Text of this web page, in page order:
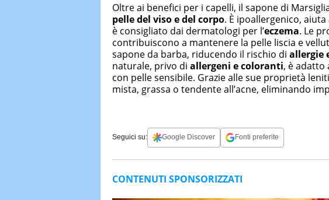
Oltre ai benefici per i capelli, il sapone di
pelle del viso e del corpo. È ipoallergenico,
è consigliato dai dermatologi per l’eczema. Le
contribuiscono a mantenere la pelle liscia e
sapone da barba, riducendo il rischio di allergie
naturale, privo di allergeni e coloranti, è adatto
con pelle sensibile. Grazie alle sue proprietà
mista, grassa o tendente all’acne, eliminando
Seguici su: Google Discover Fonti preferite